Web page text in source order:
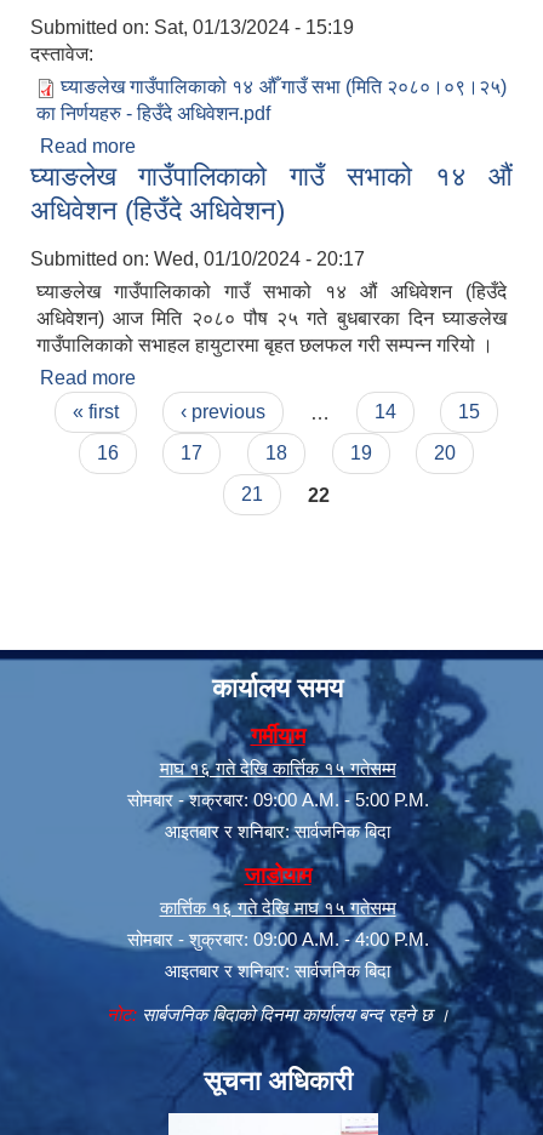
Submitted on: Sat, 01/13/2024 - 15:19
दस्तावेज:
घ्याङलेख गाउँपालिकाको १४ औँ गाउँ सभा (मिति २०८०।०९।२५)
का निर्णयहरु - हिउँदे अधिवेशन.pdf
Read more
२०८०।०९।२५) का निर्णयहरु - हिउँदे अधिवेशन
घ्याङलेख गाउँपालिकाको गाउँ सभाको १४ औं
अधिवेशन (हिउँदे अधिवेशन)
Submitted on: Wed, 01/10/2024 - 20:17
घ्याङलेख गाउँपालिकाको गाउँ सभाको १४ औं अधिवेशन (हिउँदे
अधिवेशन) आज मिति २०८० पौष २५ गते बुधबारका दिन घ्याङलेख
गाउँपालिकाको सभाहल हायुटारमा बृहत छलफल गरी सम्पन्न गरियो ।
Read more
अधिवेशन (हिउँदे अधिवेशन)
Pages
« first ‹ previous 14
15
16
17 18 19
20
21
22
कार्यालय समय
गर्मीयाम
माघ १६ गते देखि कार्त्तिक १५ गतेसम्म
सोमबार - शक्रबार: 09:00 A.M. - 5:00 P.M.
आइतबार र शनिबार: सार्वजनिक बिदा
जाडोयाम
कार्त्तिक १६ गते देखि माघ १५ गतेसम्म
सोमबार - शुक्रबार: 09:00 A.M. - 4:00 P.M.
आइतबार र शनिबार: सार्वजनिक बिदा
नोट:सार्बजनिक बिदाको दिनमा कार्यालय बन्द रहने छ ।
सूचना अधिकारी